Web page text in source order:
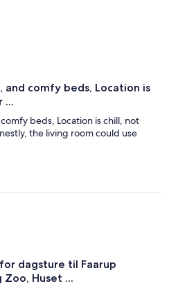
comfy beds, Location is
...
beds, Location is chill, not
the living room could use
dagsture til Faarup
Huset ...